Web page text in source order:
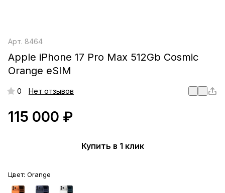
Арт. 8464
Apple iPhone 17 Pro Max 512Gb Cosmic
Orange eSIM
0 Нет отзывов
115 000 ₽
Купить в 1 клик
Цвет: Orange